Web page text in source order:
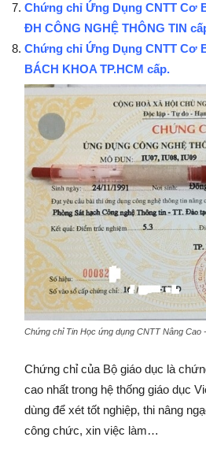
Chứng chỉ Ứng Dụng CNTT Cơ
ĐH CÔNG NGHỆ THÔNG TIN
Chứng chỉ Ứng Dụng CNTT Cơ
BÁCH KHOA TP.HCM cấp.
Chứng chỉ Tin Học ứng dụng CNTT Nâng Cao
Chứng chỉ của Bộ giáo dục là
cao nhất trong hệ thống giáo dục
dùng để xét tốt nghiệp, thi nâng
công chức, xin việc làm…